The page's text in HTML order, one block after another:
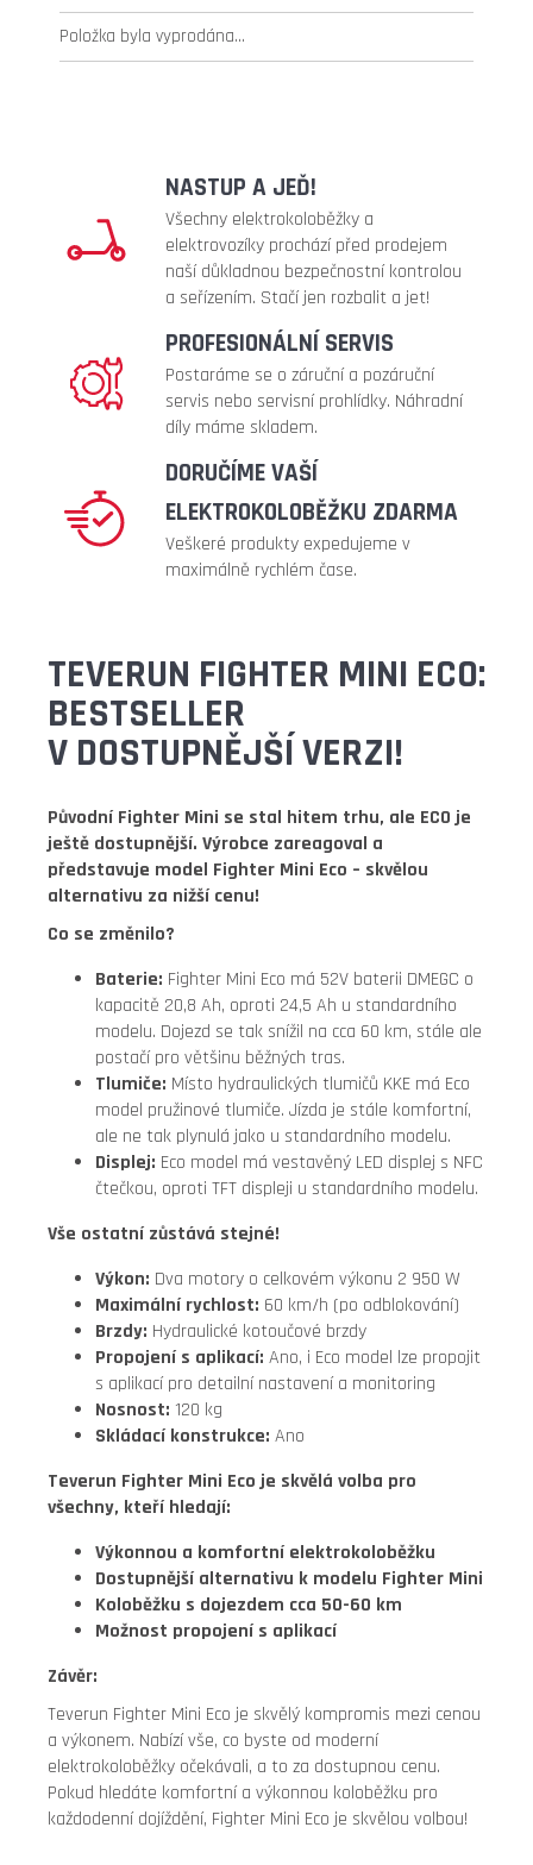
Položka byla vyprodána…
NASTUP A JEĎ!
Všechny elektrokoloběžky a
elektrovozíky prochází před prodejem
naší důkladnou bezpečnostní kontrolou
a seřízením. Stačí jen rozbalit a jet!
PROFESIONÁLNÍ SERVIS
Postaráme se o záruční a pozáruční
servis nebo servisní prohlídky. Náhradní
díly máme skladem.
DORUČÍME VAŠÍ
ELEKTROKOLOBĚŽKU ZDARMA
Veškeré produkty expedujeme v
maximálně rychlém čase.
TEVERUN FIGHTER MINI ECO:
BESTSELLER
V DOSTUPNĚJŠÍ VERZI!
Původní Fighter Mini se stal hitem trhu, ale ECO je
ještě dostupnější. Výrobce zareagoval a
představuje model Fighter Mini Eco – skvělou
alternativu za nižší cenu!
Co se změnilo?
Baterie: Fighter Mini Eco má 52V baterii DMEGC o
kapacitě 20,8 Ah, oproti 24,5 Ah u standardního
modelu. Dojezd se tak snížil na cca 60 km, stále ale
postačí pro většinu běžných tras.
Tlumiče: Místo hydraulických tlumičů KKE má Eco
model pružinové tlumiče. Jízda je stále komfortní,
ale ne tak plynulá jako u standardního modelu.
Displej: Eco model má vestavěný LED displej s NFC
čtečkou, oproti TFT displeji u standardního modelu.
Vše ostatní zůstává stejné!
Výkon: Dva motory o celkovém výkonu 2 950 W
Maximální rychlost: 60 km/h (po odblokování)
Brzdy: Hydraulické kotoučové brzdy
Propojení s aplikací: Ano, i Eco model lze propojit
s aplikací pro detailní nastavení a monitoring
Nosnost: 120 kg
Skládací konstrukce: Ano
Teverun Fighter Mini Eco je skvělá volba pro
všechny, kteří hledají:
Výkonnou a komfortní elektrokoloběžku
Dostupnější alternativu k modelu Fighter Mini
Koloběžku s dojezdem cca 50-60 km
Možnost propojení s aplikací
Závěr:
Teverun Fighter Mini Eco je skvělý kompromis mezi cenou
a výkonem. Nabízí vše, co byste od moderní
elektrokoloběžky očekávali, a to za dostupnou cenu.
Pokud hledáte komfortní a výkonnou koloběžku pro
každodenní dojíždění, Fighter Mini Eco je skvělou volbou!